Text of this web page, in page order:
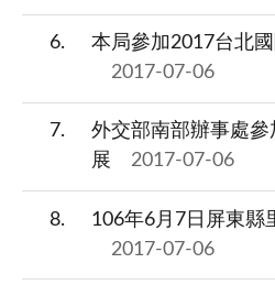
6
本局參加2017台北
2017-07-06
7
外交部南部辦事處
展
2017-07-06
8
106年6月7日屏東縣
2017-07-06